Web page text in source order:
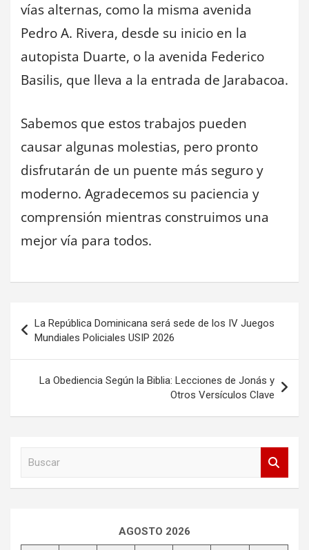
vías alternas, como la misma avenida
Pedro A. Rivera, desde su inicio en la
autopista Duarte, o la avenida Federico
Basilis, que lleva a la entrada de Jarabacoa.
Sabemos que estos trabajos pueden
causar algunas molestias, pero pronto
disfrutarán de un puente más seguro y
moderno. Agradecemos su paciencia y
comprensión mientras construimos una
mejor vía para todos.
Navegación
de
entradas
La República Dominicana será sede de los IV Juegos
Mundiales Policiales USIP 2026
La Obediencia Según la Biblia: Lecciones de Jonás y
Otros Versículos Clave
AGOSTO 2026